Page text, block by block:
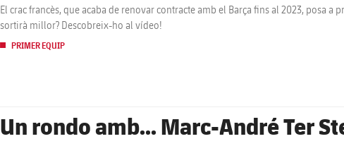
El crac francès, que acaba de renovar contracte amb el Barça fins al 2023, posa a
sortirà millor? Descobreix-ho al vídeo!
PRIMER EQUIP
Un rondo amb... Marc-André Ter